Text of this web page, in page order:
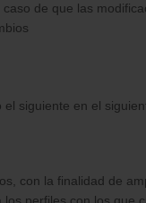
de que las
siguiente en el
con la finalidad de